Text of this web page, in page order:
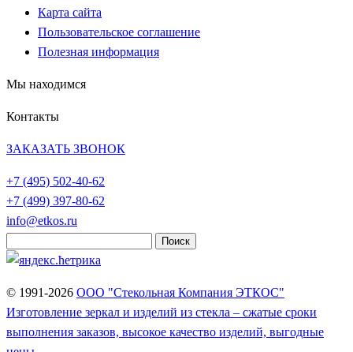
Карта сайта
Пользовательское соглашение
Полезная информация
Мы находимся
Контакты
ЗАКАЗАТЬ ЗВОНОК
+7 (495) 502-40-62
+7 (499) 397-80-62
info@etkos.ru
© 1991-2026 ООО "Стекольная Компания ЭТКОС"
Изготовление зеркал и изделий из стекла – сжатые сроки
выполнения заказов, высокое качество изделий, выгодные